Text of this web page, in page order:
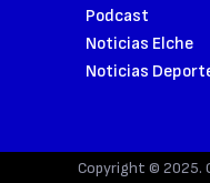
Podcast
Noticias Elche
Noticias
Copyright © 2025.